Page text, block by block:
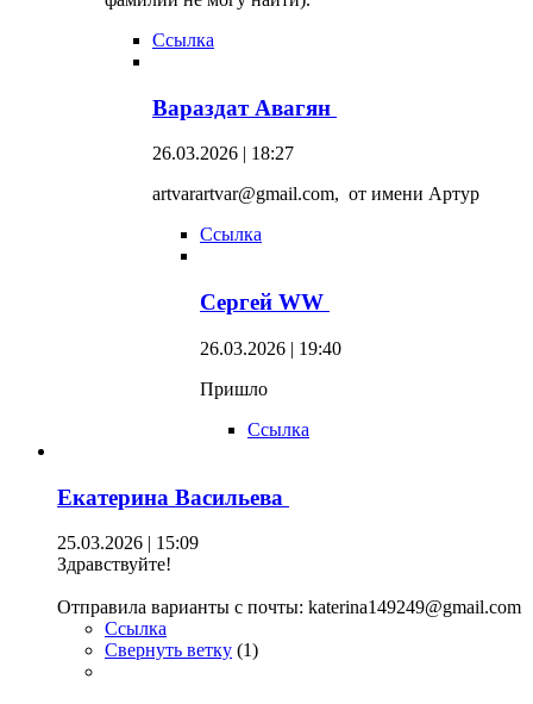
Ссылка
Вараздат Авагян
26.03.2026 | 18:27
artvarartvar@gmail.com, от имени Артур
Ссылка
Сергей WW
26.03.2026 | 19:40
Пришло
Ссылка
Екатерина Васильева
25.03.2026 | 15:09
Здравствуйте!
Отправила варианты с почты: katerina149249@gmail.com
Ссылка
Свернуть ветку (1)